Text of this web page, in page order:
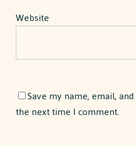
Website
Save my name, email,
the next time I comment.